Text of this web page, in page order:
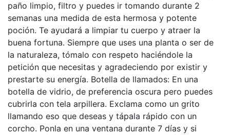
paño limpio, filtro y puedes ir tomando durante 2
semanas una medida de esta hermosa y potente
poción. Te ayudará a limpiar tu cuerpo y atraer la
buena fortuna. Siempre que uses una planta o ser de
la naturaleza, tómalo con respeto haciéndole la
petición que necesitas y agradeciendo por existir y
prestarte su energía. Botella de llamados: En una
botella de vidrio, de preferencia oscura pero puedes
cubrirla con tela arpillera. Exclama como un grito
llamando eso que deseas y tápala rápido con un
corcho. Ponla en una ventana durante 7 días y si